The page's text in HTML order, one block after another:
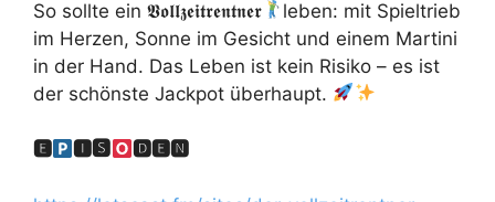
So sollte ein 𝖁𝖔𝖑𝖑𝖟𝖊𝖎𝖙𝖗𝖊𝖓𝖙𝖓𝖊𝖗
leben: mit Spieltrieb
im Herzen, Sonne im Gesicht und einem Martini
in der Hand. Das Leben ist kein Risiko – es ist
der schönste Jackpot überhaupt.
🅴 🅸🆂 🅳🅴🅽